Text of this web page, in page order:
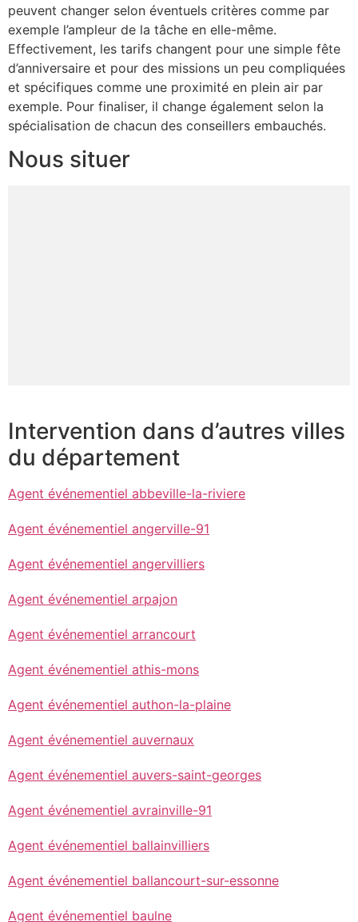
peuvent changer selon éventuels critères comme par
exemple l’ampleur de la tâche en elle-même.
Effectivement, les tarifs changent pour une simple fête
d’anniversaire et pour des missions un peu compliquées
et spécifiques comme une proximité en plein air par
exemple. Pour finaliser, il change également selon la
spécialisation de chacun des conseillers embauchés.
Nous situer
Intervention dans d’autres villes
du département
Agent événementiel abbeville-la-riviere
Agent événementiel angerville-91
Agent événementiel angervilliers
Agent événementiel arpajon
Agent événementiel arrancourt
Agent événementiel athis-mons
Agent événementiel authon-la-plaine
Agent événementiel auvernaux
Agent événementiel auvers-saint-georges
Agent événementiel avrainville-91
Agent événementiel ballainvilliers
Agent événementiel ballancourt-sur-essonne
Agent événementiel baulne